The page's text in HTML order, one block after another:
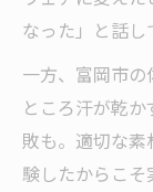
なった」と話し
一方、富岡市
ところ汗が乾
敗も。適切な
験したからこそ